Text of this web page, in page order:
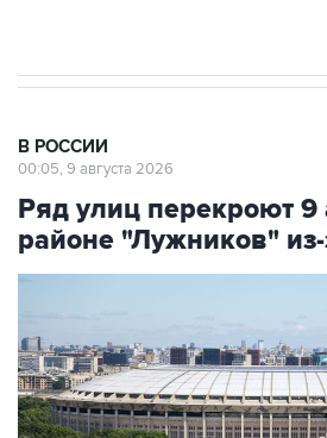
В РОССИИ
00:05, 9 августа 2026
Ряд улиц перекроют 9
районе "Лужников" из-